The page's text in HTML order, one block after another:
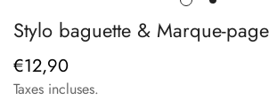
Stylo baguette & Marque-
Prix
régulier
€12,90
Taxes incluses.